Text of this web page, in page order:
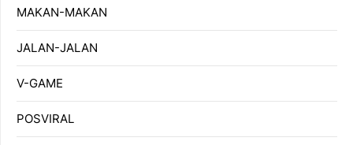
MAKAN-MAKAN
JALAN-JALAN
V-GAME
POSVIRAL